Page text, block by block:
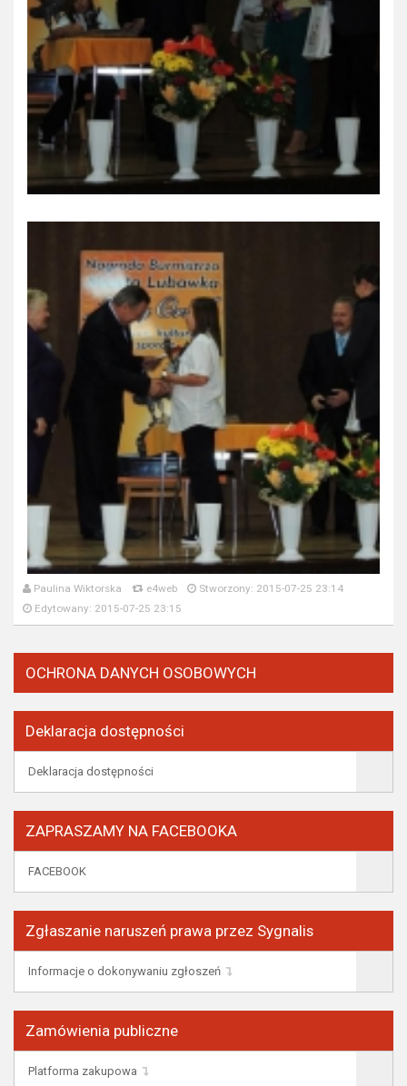
Paulina Wiktorska e4web
Stworzony: 2015-07-25 23:14
Edytowany: 2015-07-25 23:15
OCHRONA DANYCH OSOBOWYCH
Deklaracja dostępności
Deklaracja dostępności
ZAPRASZAMY NA FACEBOOKA
FACEBOOK
Zgłaszanie naruszeń prawa przez Sygnalis
Informacje o dokonywaniu zgłoszeń
Zamówienia publiczne
Platforma zakupowa